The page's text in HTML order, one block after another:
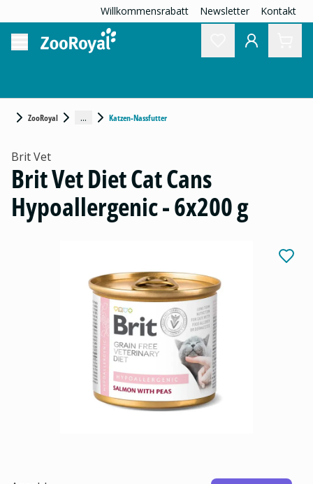
Willkommensrabatt Newsletter Kontakt
ZooRoyal ... Katzen-Nassfutter
Brit Vet
Brit Vet Diet Cat Cans
Hypoallergenic - 6x200 g